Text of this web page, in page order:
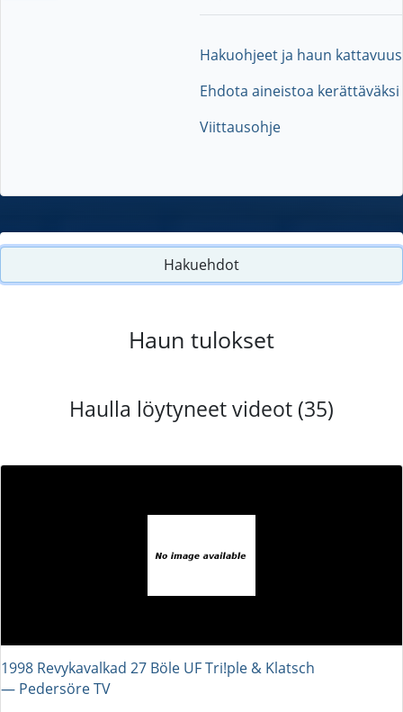
Hakuohjeet ja haun kattavuus
Ehdota aineistoa kerättäväksi
Viittausohje
Hakuehdot
Haun tulokset
Haulla löytyneet videot (35)
1998 Revykavalkad 27 Böle UF Tri!ple & Klatsch
― Pedersöre TV